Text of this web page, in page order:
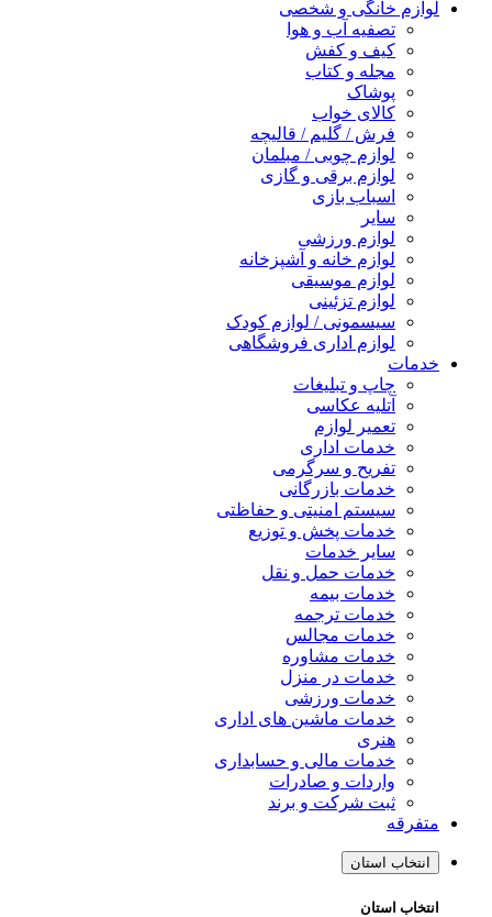
لوازم خانگی و شخصی
تصفیه آب و هوا
کیف و کفش
مجله و کتاب
پوشاک
کالای خواب
فرش / گلیم / قالیچه
لوازم چوبی / مبلمان
لوازم برقی و گازی
اسباب بازی
سایر
لوازم ورزشی
لوازم خانه و آشپزخانه
لوازم موسیقی
لوازم تزئینی
سیسمونی / لوازم کودک
لوازم اداری فروشگاهی
خدمات
چاپ و تبلیغات
آتلیه عکاسی
تعمیر لوازم
خدمات اداری
تفریح و سرگرمی
خدمات بازرگانی
سیستم امنیتی و حفاظتی
خدمات پخش و توزیع
سایر خدمات
خدمات حمل و نقل
خدمات بیمه
خدمات ترجمه
خدمات مجالس
خدمات مشاوره
خدمات در منزل
خدمات ورزشی
خدمات ماشین های اداری
هنری
خدمات مالی و حسابداری
واردات و صادرات
ثبت شرکت و برند
متفرقه
انتخاب استان
انتخاب استان